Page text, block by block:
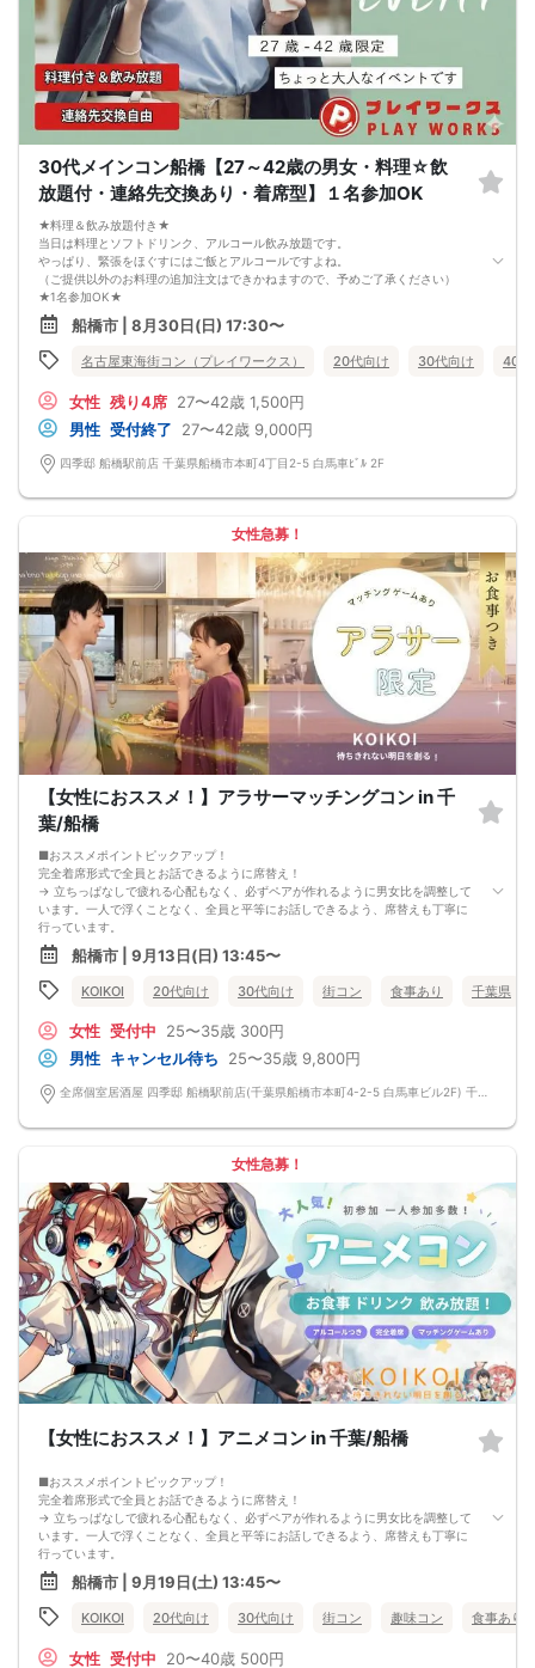
で来た」旨をお伝えください。
6. お釣りの用意はございませんので、出ないようにご準備お願いします。
7. 当日は年齢確認のできる身分証をお持ちください。イベントの対象年齢でない
ことが発覚した場合、参加費を全額徴収し返金はいたしかねます。
8. 15分以上の遅刻はキャンセルとみなす可能性があります。
9. 当日受付にお越しになってからのキャンセル、途中キャンセルは出来ません。
10. イベント中止に伴うユーザーへの返金額は、チケット代金となり、交通費、宿
泊費、通信費等の返金は行いません。
お申し込みが完了した時点で上記すべての事項に同意したと判断いたします。
8/30(日)年上年下コン船橋
30代メインコン船橋【27～42歳の男女・料理☆飲
放題付・連絡先交換あり・着席型】１名参加OK
★料理＆飲み放題付き★
当日は料理とソフトドリンク、アルコール飲み放題です。
やっぱり、緊張をほぐすにはご飯とアルコールですよね。
（ご提供以外のお料理の追加注文はできかねますので、予めご了承ください）
★1名参加OK★
他の1名参加の方とペアになりますし、友達作りにも最適です。
基本的には２：２のグループトークとなります。
（１：１でのトークはございませんので、予めご了承ください）
★プロフィールカードにより会話のキッカケもバッチリ★
なんてことは絶対ありません！
プロフィールカードを活用し、「はじめまして」から会話を楽しみましょう。
★完全着席型・連絡先交換は自由★
完全着席型で席替えはできる限り行います。
席替えの５分前には連絡先交換を促すアナウンスをいたしますので、「連絡先交
1. ２名様以上でのご参加は必ず同性同士でお申し込みください。
2. 服装の指定はございません。多くのお客様はカジュアルな格好でおこしになら
れています。
3. 開催判断はイベント前日の時点で男性３名・女性３名以上のお申し込みからに
なりますが、当日に参加者のキャンセルで比率が崩れた場合や開催判断人数を下
回った場合、一切返金などの保証はいたしませんのでご了承ください。
4. イベントページ内の「お申し込み状況」等はキャンセルなどで当日の参加人
数、男女比率と異なる可能性がございます。
5. 当日は店舗の外ではなく店舗内で受付いたします。店内に入り店員に「街コン
で来た」旨をお伝えください。
6. お釣りの用意はございませんので、出ないようにご準備お願いします。
7. 当日は年齢確認のできる身分証をお持ちください。イベントの対象年齢でない
8. 15分以上の遅刻はキャンセルとみなす可能性があります。
9. 当日受付にお越しになってからのキャンセル、途中キャンセルは出来ません。
10. イベント中止に伴うユーザーへの返金額は、チケット代金となり、交通費、宿
泊費、通信費等の返金は行いません。
11. 領収書の発行はいたしかねます。
お申し込みが完了した時点で上記すべての事項に同意したと判断いたします。
8/30(日)30代メイン夜コン船橋
船橋市 | 8月30日(日) 17:30〜
名古屋東海街コン（プレイワークス） 20代向け 30代向け 40代
女性 残り4席 27〜42歳 1,500円
男性 受付終了 27〜42歳 9,000円
四季邸 船橋駅前店 千葉県船橋市本町4丁目2-5 白馬車ﾋﾞﾙ 2F
女性急募！
【女性におススメ！】アラサーマッチングコン in 千
葉/船橋
■おススメポイントピックアップ！
完全着席形式で全員とお話できるように席替え！
→ 立ちっぱなしで疲れる心配もなく、必ずペアが作れるように男女比を調整して
います。一人で浮くことなく、全員と平等にお話しできるよう、席替えも丁寧に
行っています。
会話を盛り上げるプロフィールシート！
→ 趣味や好みからスムーズに会話がスタート！「何を話そう…」と悩むことな
く、共通の話題で盛り上がれます。
自然なつながりをサポートするマッチングゲーム開催！
返却されるので安心です。
■最少催行人数
男女4対4
■中止判断タイミング
前日20時、または開催6時間前の時点で最少開催人数に満たない場合
→ お酒が飲めない方にはソフトドリンクも豊富にご用意しています！
船橋市 | 9月13日(日) 13:45〜
KOIKOI 20代向け 30代向け 街コン 食事あり 千葉県
女性 受付中 25〜35歳 300円
男性 キャンセル待ち 25〜35歳 9,800円
女性急募！
【女性におススメ！】アニメコン in 千葉/船橋
■おススメポイントピックアップ！
完全着席形式で全員とお話できるように席替え！
→ 立ちっぱなしで疲れる心配もなく、必ずペアが作れるように男女比を調整して
います。一人で浮くことなく、全員と平等にお話しできるよう、席替えも丁寧に
行っています。
会話を盛り上げるプロフィールシート＆アニメ一覧表！
→ 趣味や好みからスムーズに会話がスタート！「何を話そう…」と悩むことな
く、共通の話題で盛り上がれます。
自然なつながりをサポートするマッチングゲーム開催！
返却されるので安心です。
船橋市 | 9月19日(土) 13:45〜
KOIKOI 20代向け 30代向け 街コン 趣味コン 食事あり
女性 受付中 20〜40歳 500円